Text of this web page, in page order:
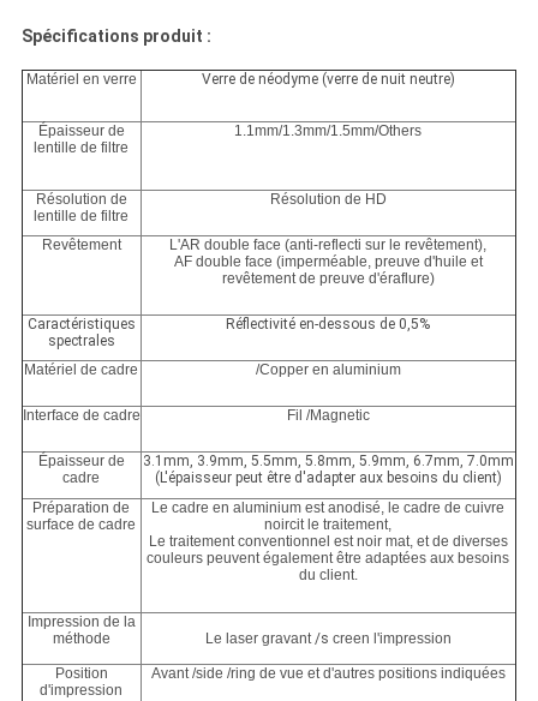
Spécifications produit :
Matériel en verre Verre de néodyme (verre de nuit neutre)
Épaisseur de
lentille de filtre
1.1mm/1.3mm/1.5mm/Others
Résolution de
lentille de filtre
Résolution de HD
Revêtement
L'AR double face (anti-reflecti sur le revêtement),
AF double face (imperméable, preuve d'huile et
revêtement de preuve d'éraflure)
Caractéristiques
spectrales
Réflectivité en-dessous de 0,5%
Matériel de cadre /Copper en aluminium
Interface de cadre Fil /Magnetic
Épaisseur de
cadre
3.1mm, 3.9mm, 5.5mm, 5.8mm, 5.9mm, 6.7mm, 7.0mm
(L'épaisseur peut être d'adapter aux besoins du client)
Préparation de
surface de cadre
Le cadre en aluminium est anodisé, le cadre de cuivre
noircit le traitement,
Le traitement conventionnel est noir mat, et de diverses
couleurs peuvent également être adaptées aux besoins
du client.
Impression de la
méthode
Le laser gravant/s creen l'impression
Position
d'impression
Avant /side /ring de vue et d'autres positions indiquées